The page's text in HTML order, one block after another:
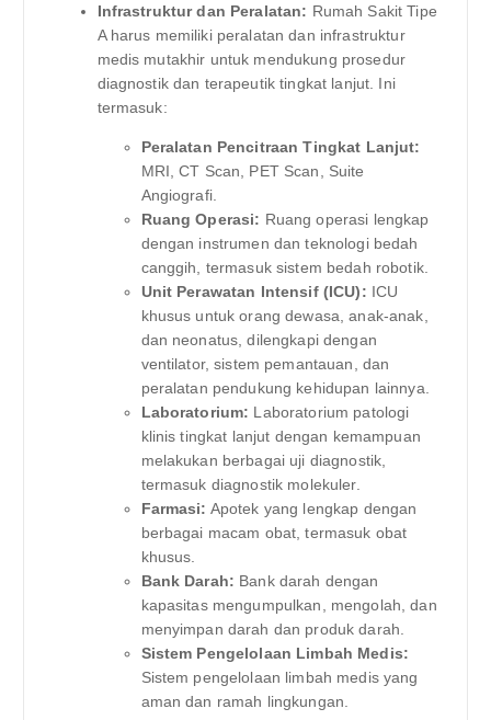
Infrastruktur dan Peralatan: Rumah Sakit Tipe
A harus memiliki peralatan dan infrastruktur
medis mutakhir untuk mendukung prosedur
diagnostik dan terapeutik tingkat lanjut. Ini
termasuk:
Peralatan Pencitraan Tingkat Lanjut:
MRI, CT Scan, PET Scan, Suite
Angiografi.
Ruang Operasi: Ruang operasi lengkap
dengan instrumen dan teknologi bedah
canggih, termasuk sistem bedah robotik.
Unit Perawatan Intensif (ICU): ICU
khusus untuk orang dewasa, anak-anak,
dan neonatus, dilengkapi dengan
ventilator, sistem pemantauan, dan
peralatan pendukung kehidupan lainnya.
Laboratorium: Laboratorium patologi
klinis tingkat lanjut dengan kemampuan
melakukan berbagai uji diagnostik,
termasuk diagnostik molekuler.
Farmasi: Apotek yang lengkap dengan
berbagai macam obat, termasuk obat
khusus.
Bank Darah: Bank darah dengan
kapasitas mengumpulkan, mengolah, dan
menyimpan darah dan produk darah.
Sistem Pengelolaan Limbah Medis:
Sistem pengelolaan limbah medis yang
aman dan ramah lingkungan.